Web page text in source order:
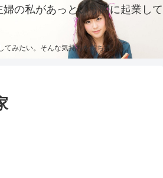
の私があっという間に起業して
てみたい。そんな気持ちを持ち続ける。